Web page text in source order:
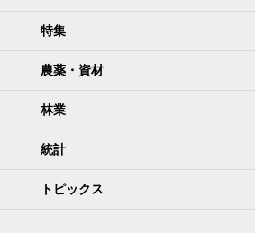
特集
農薬・資材
林業
統計
トピックス